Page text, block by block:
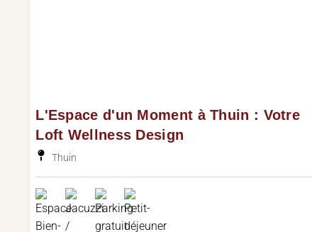
L'Espace d'un Moment à Thuin : Votre
Loft Wellness Design
Thuin